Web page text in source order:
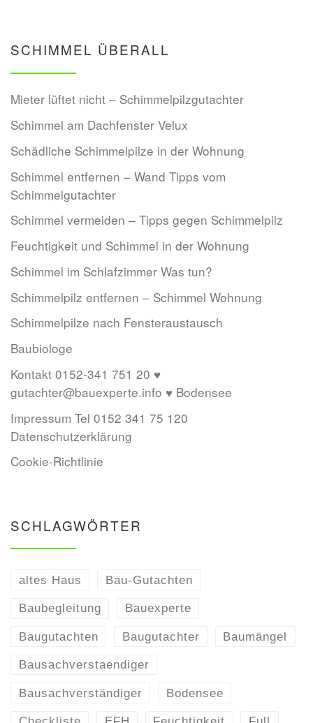
SCHIMMEL ÜBERALL
Mieter lüftet nicht – Schimmelpilzgutachter
Schimmel am Dachfenster Velux
Schädliche Schimmelpilze in der Wohnung
Schimmel entfernen – Wand Tipps vom
Schimmelgutachter
Schimmel vermeiden – Tipps gegen Schimmelpilz
Feuchtigkeit und Schimmel in der Wohnung
Schimmel im Schlafzimmer Was tun?
Schimmelpilz entfernen – Schimmel Wohnung
Schimmelpilze nach Fensteraustausch
Baubiologe
Kontakt 0152-341 751 20 ♥
gutachter@bauexperte.info ♥ Bodensee
Impressum Tel 0152 341 75 120
Datenschutzerklärung
Cookie-Richtlinie
SCHLAGWÖRTER
altes Haus Bau-Gutachten
Baubegleitung Bauexperte
Baugutachten Baugutachter Baumängel
Bausachverstaendiger
Bausachverständiger Bodensee